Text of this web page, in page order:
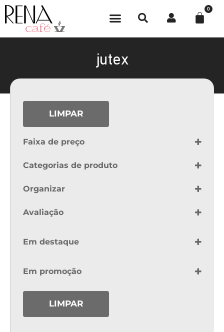
0
jutex
LIMPAR
Faixa de preço
Categorias de produto
Organizar
Avaliação
Em destaque
Em promoção
LIMPAR